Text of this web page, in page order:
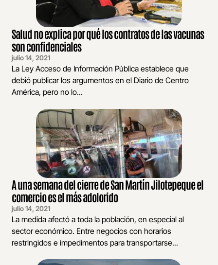
Salud no explica por qué los contratos de las vacunas
son confidenciales
julio 14, 2021
La Ley Acceso de Información Pública establece que
debió publicar los argumentos en el Diario de Centro
América, pero no lo...
A una semana del cierre de San Martín Jilotepeque el
comercio es el más adolorido
julio 14, 2021
La medida afectó a toda la población, en especial al
sector económico. Entre negocios con horarios
restringidos e impedimentos para transportarse...